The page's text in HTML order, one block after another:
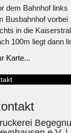
dem Bahnhof links
Busbahnhof vorbei
in die
100m liegt dann
Karte...